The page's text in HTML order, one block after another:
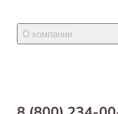
Товары для птиц
Новости
Самовывоз
О компании